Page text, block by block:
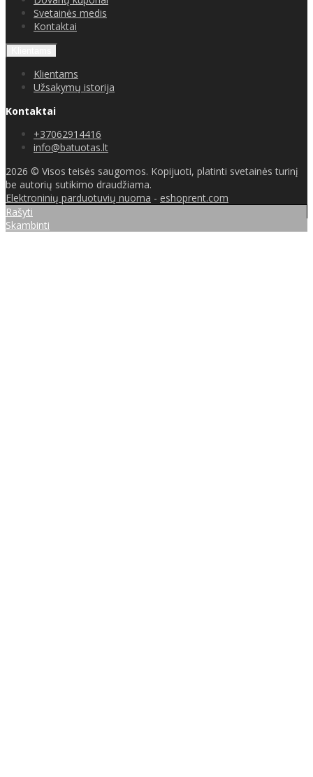
Svetainės medis
Kontaktai
Klientams
Užsakymų istorija
Kontaktai
+37062914416
info@batuotas.lt
2026 © Visos teisės saugomos. Kopijuoti, platinti svetainės turinį
be autorių sutikimo draudžiama.
Elektroninių parduotuvių nuoma - eshoprent.com
Rašyti
Skambinti